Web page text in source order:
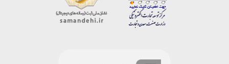
متصل نموده و با خیال راحت به محصول و یا خدمات لازم شما را راهنمایی می